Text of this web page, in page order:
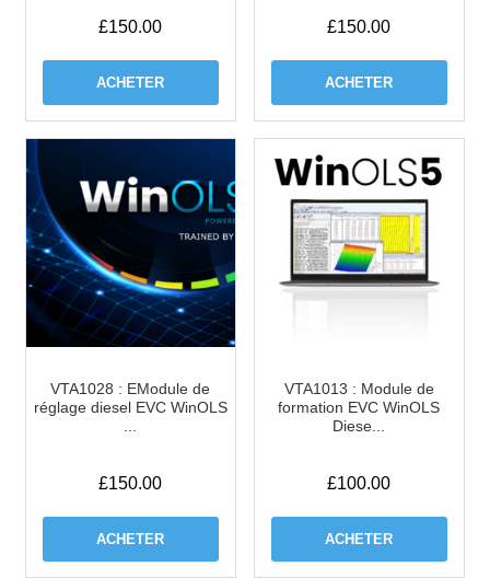
£150.00
ACHETER
£150.00
ACHETER
VTA1028 : EModule de
réglage diesel EVC WinOLS
£150.00
ACHETER
VTA1013 : Module de
formation EVC WinOLS
Diese...
£100.00
ACHETER